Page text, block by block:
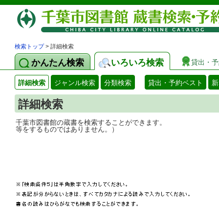
検索トップ> 詳細検索
かんたん検索 いろいろ検索 貸出・
詳細検索 ジャンル検索 分類検索 貸出・予約ベスト
詳細検索
千葉市図書館の蔵書を検索することがで
等をするものではありません。）